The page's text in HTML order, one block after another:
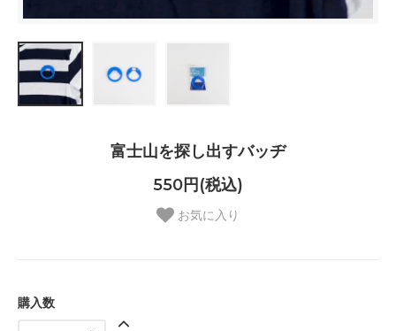
富士山を探し出すバッヂ
550円(税込)
お気に入り
購入数